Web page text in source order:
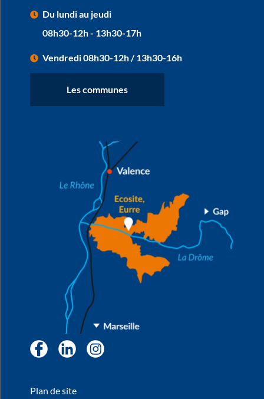
Du lundi au jeudi
08h30-12h - 13h30-17h
Vendredi 08h30-12h / 13h30-16h
Les communes
FacebookLinkedIn
Plan de site